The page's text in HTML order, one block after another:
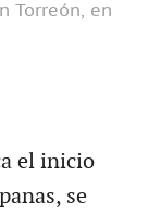
Torreón, en
el inicio
se